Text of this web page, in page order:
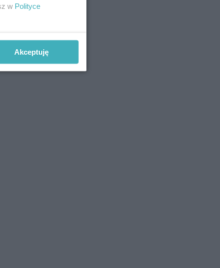
w Polityce
Akceptuję